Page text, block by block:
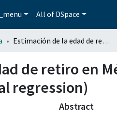
All of DSpace
Estimación de la edad de retiro en México con un modelo de regresión para datos censurados (Interval regression)
de retiro en
regression)
Abstract